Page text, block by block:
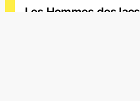
Les Hommes des lacs